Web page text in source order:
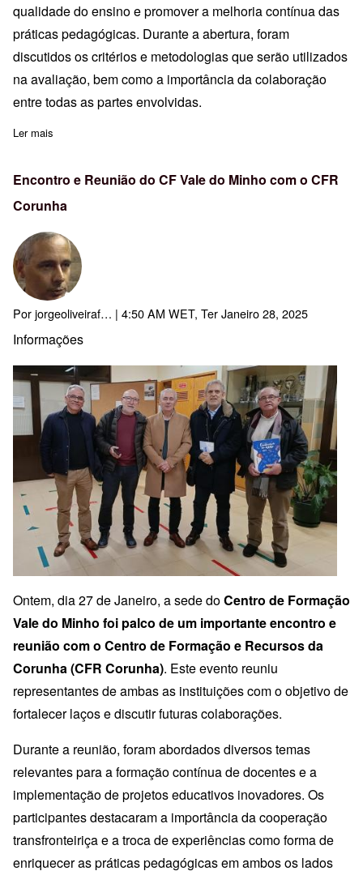
qualidade do ensino e promover a melhoria contínua das
práticas pedagógicas. Durante a abertura, foram
discutidos os critérios e metodologias que serão utilizados
na avaliação, bem como a importância da colaboração
entre todas as partes envolvidas.
Ler mais
Encontro e Reunião do CF Vale do Minho com o CFR
Corunha
Porjorgeoliveiraf… | 4:50 AM WET, Ter Janeiro 28, 2025
Informações
Ontem, dia 27 de Janeiro, a sede doCentro de Formação
Vale do Minho foi palco de um importante encontro e
reunião com o Centro de Formação e Recursos da
Corunha (CFR Corunha). Este evento reuniu
representantes de ambas as instituições com o objetivo de
fortalecer laços e discutir futuras colaborações.
Durante a reunião, foram abordados diversos temas
relevantes para a formação contínua de docentes e a
implementação de projetos educativos inovadores. Os
participantes destacaram a importância da cooperação
transfronteiriça e a troca de experiências como forma de
enriquecer as práticas pedagógicas em ambos os lados